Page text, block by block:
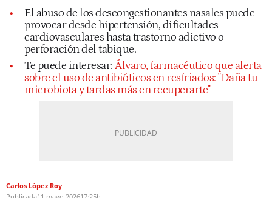
El abuso de los descongestionantes nasales puede
provocar desde hipertensión, dificultades
cardiovasculares hasta trastorno adictivo o
perforación del tabique.
Te puede interesar:Álvaro, farmacéutico que alerta
sobre el uso de antibióticos en resfriados: "Daña tu
microbiota y tardas más en recuperarte"
Carlos López Roy